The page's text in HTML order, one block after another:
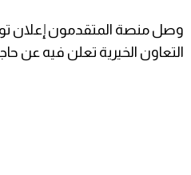
وصل منصة المتقدمون إعلان
التعاون الخيرية تعلن فيه عن